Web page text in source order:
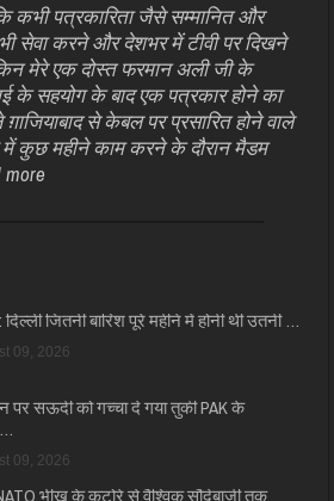
कभी पत्रकारिता जैसे सम्मानित और
भी सेवा करने और देशभर में टीवी पर दिखने
मेरे एक दोस्त फरमान अली जी के
के सहयोग के बाद एक पत्रकार होने का
से केबल पर प्रसारित होने वाले
कुछ महीने काम करने के दौरान मैडम
more
जितनी बारिश पूरे महीने में होनी थी उतनी …
09, 2026
पर सऊदी को गच्चा दे गया तुर्की PAK के
09, 2026
भीख के कटोरे से वैश्विक सौदेबाजी तक